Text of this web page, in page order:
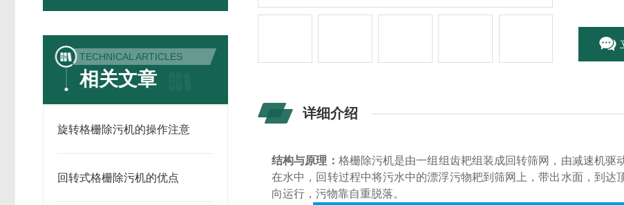
TECHNICAL ARTICLES
相关文章
旋转格栅除污机的操作注意
回转式格栅除污机的优点
详细介绍
结构与原理 ： 格栅除污机是由一组组齿耙组装成回转筛网，由减速机
在水中，回转过程中将污水中的漂浮污物耙到筛网上，带出水面，到
向运行，污物靠自重脱落。